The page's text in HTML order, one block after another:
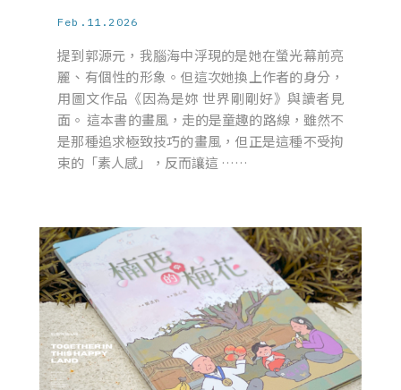
Feb.11.2026
提到郭源元，我腦海中浮現的是她在螢光幕前亮
麗、有個性的形象。但這次她換上作者的身分，
用圖文作品《因為是妳 世界剛剛好》與讀者見
面。 這本書的畫風，走的是童趣的路線，雖然不
是那種追求極致技巧的畫風，但正是這種不受拘
束的「素人感」，反而讓這 ……